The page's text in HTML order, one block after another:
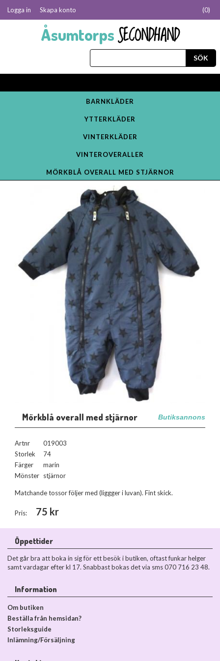
Logga in Skapa konto (0)
ÅsumtorpsSECONDHAND
BARNKLÄDER
YTTERKLÄDER
VINTERKLÄDER
VINTEROVERALLER
MÖRKBLÅ OVERALL MED STJÄRNOR
Mörkblå overall med stjärnor Butiksannons
Artnr
019003
Storlek
74
Färger
marin
Mönster stjärnor
Matchande tossor följer med (liggger i luvan). Fint skick.
Pris: 75 kr
Öppettider
Det går bra att boka in sig för ett besök i butiken, oftast funkar helger
samt vardagar efter kl 17. Snabbast bokas det via sms 070 716 23 48.
Information
Om butiken
Beställa från hemsidan?
Storleksguide
Inlämning/Försäljning